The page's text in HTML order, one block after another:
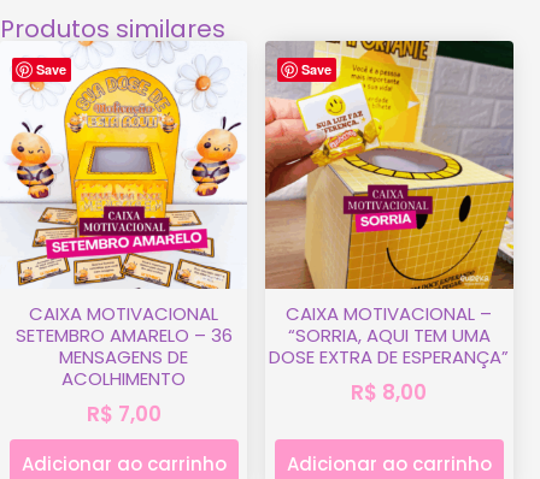
Produtos similares
Save
CAIXA MOTIVACIONAL
SETEMBRO AMARELO – 36
MENSAGENS DE
ACOLHIMENTO
R$ 7,00
Adicionar ao carrinho
Save
CAIXA MOTIVACIONAL –
“SORRIA, AQUI TEM UMA
DOSE EXTRA DE ESPERANÇA”
R$ 8,00
Adicionar ao carrinho